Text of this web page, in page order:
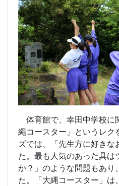
体育館で、幸田中学校
繩コースター」というレク
ズでは、「先生方に好きな
た。最も人気のあった具
か？」のような問題もあり
た。
「大縄コースター」